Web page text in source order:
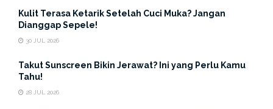
1. PembersihSuperLembut,
Tanpa Bikin Kulit Ketarik
Banyak sabun wajah buat jerawat yang bikin kulit kamu
keset bahkan ketarik setelah dibilas. Efeknya? Kulit
malah jadi super kering, iritasi dan makin meradang. Tapi
Kulit Terasa Ketarik Setelah Cuci Muka? Jangan
Dianggap Sepele!
30 JUL 2026
Takut Sunscreen Bikin Jerawat? Ini yang Perlu Kamu
Tahu!
28 JUL 2026